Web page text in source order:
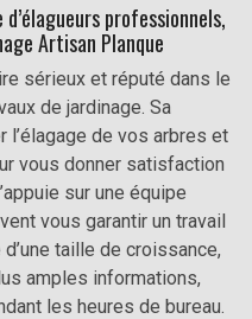
professionnels,
Artisan Planque
sérieux et réputé dans le
de jardinage. Sa
l’élagage de vos arbres et
vous donner satisfaction
sur une équipe
vous garantir un travail
taille de croissance,
amples informations,
les heures de bureau.